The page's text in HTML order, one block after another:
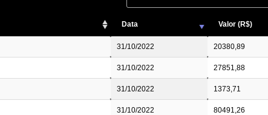
Data Valor (R$)
31/10/2022 20380,89
31/10/2022 27851,88
31/10/2022 1373,71
31/10/2022 80491,26